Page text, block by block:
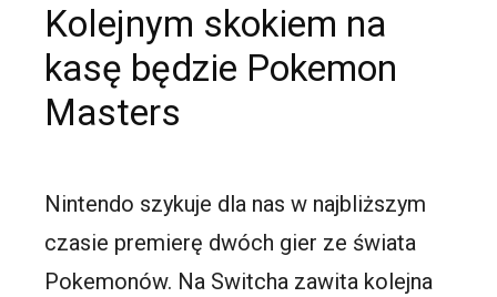
Kolejnym skokiem na
kasę będzie Pokemon
Masters
Nintendo szykuje dla nas w najbliższym
czasie premierę dwóch gier ze świata
Pokemonów. Na Switcha zawita kolejna